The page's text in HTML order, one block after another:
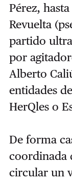
Pérez,
Revuelta
partido
por
Alberto
entidades
HerQles o
De forma
coordinada
circular un